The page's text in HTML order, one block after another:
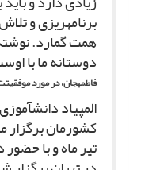
برنامه‏ریزى و
همت گمارد.
دوستانه ما با
فاطمه‏جان، در مورد
المپیاد
کشورمان برگزار
تیر ماه و با